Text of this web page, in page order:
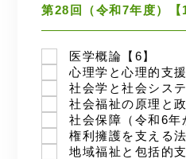
第28回（令和7年度）【
医学概論【6】
心理学と心理的支援
社会学と社会システ
社会福祉の原理と政
社会保障（令和6年
権利擁護を支える
地域福祉と包括的